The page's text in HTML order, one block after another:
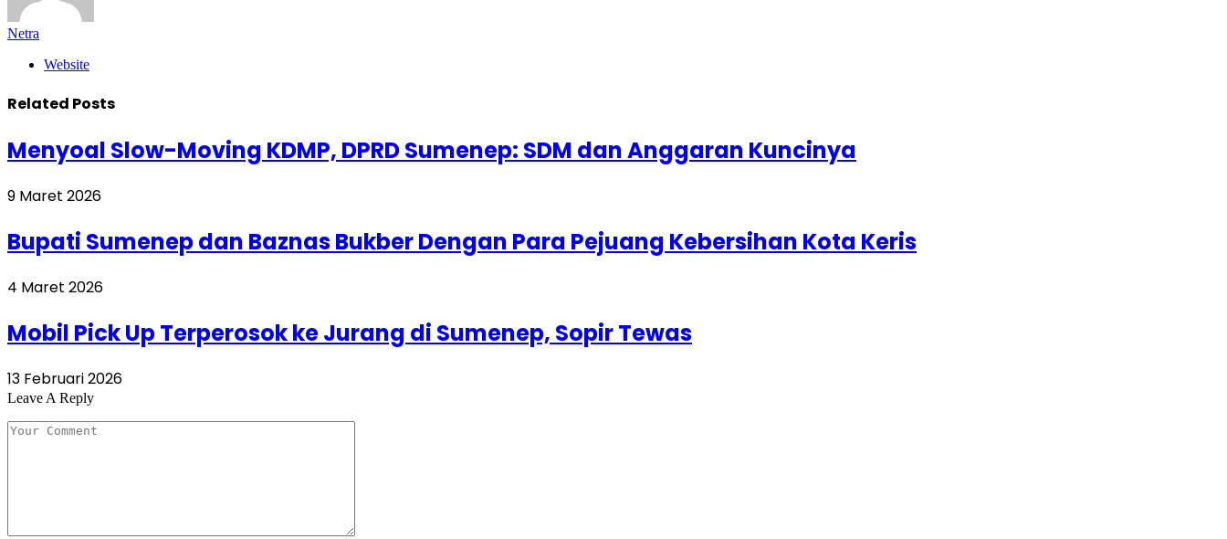
Netra
Website
Related Posts
Menyoal Slow-Moving KDMP, DPRD Sumenep: SDM dan Anggaran Kuncinya
9 Maret 2026
Bupati Sumenep dan Baznas Bukber Dengan Para Pejuang Kebersihan Kota Keris
4 Maret 2026
Mobil Pick Up Terperosok ke Jurang di Sumenep, Sopir Tewas
13 Februari 2026
Leave A Reply